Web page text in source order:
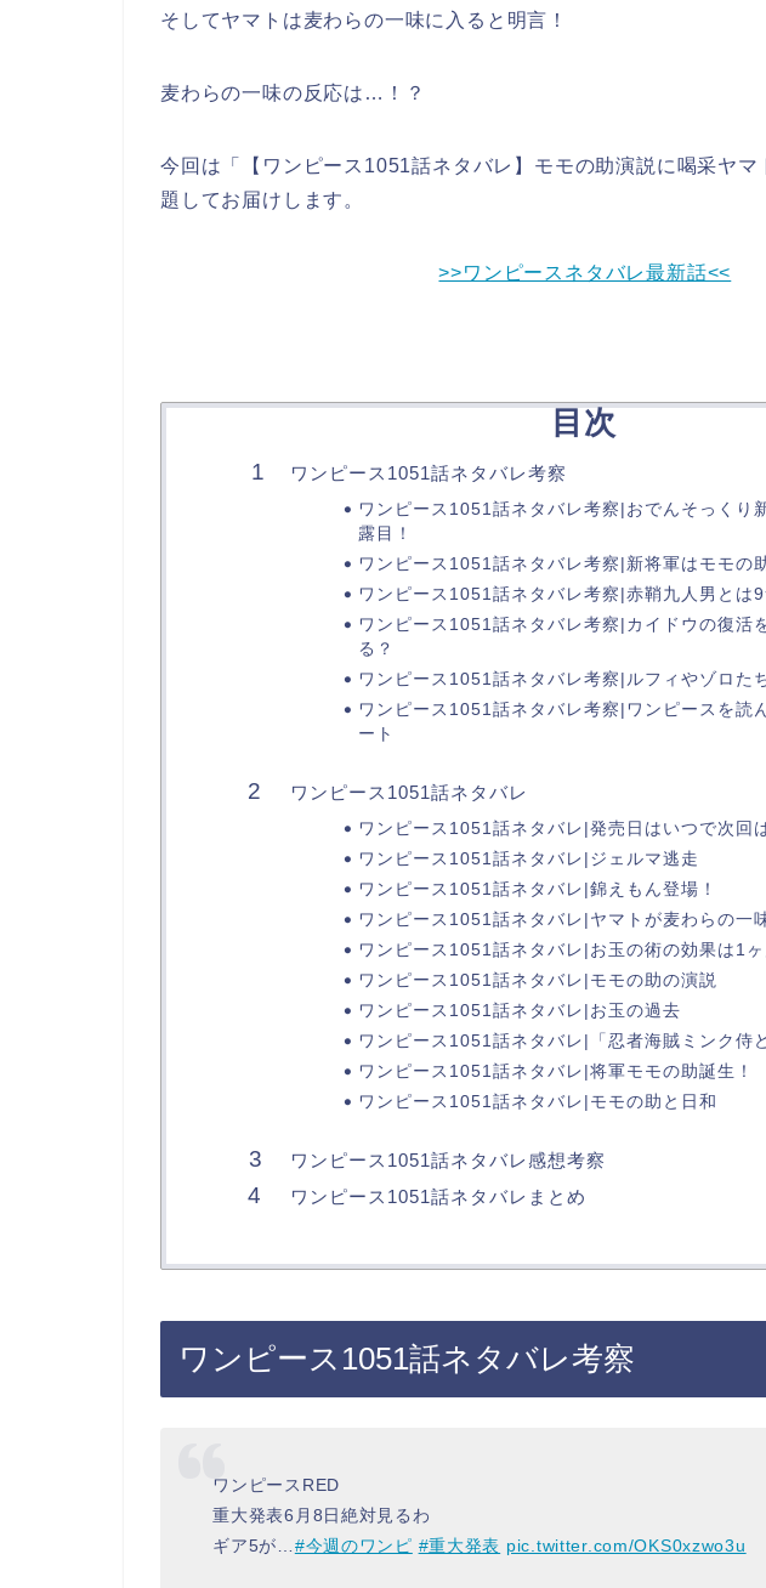
そしてヤマトは麦わらの一味に入ると明言！
麦わらの一味の反応は…！？
今回は「【ワンピース1051話ネタバレ】モモの助演説に喝采ヤマ
題してお届けします。
>>ワンピースネタバレ最新話<<
目次
ワンピース1051話ネタバレ考察
ワンピース1051話ネタバレ考察|おでんそっくり
露目！
ワンピース1051話ネタバレ考察|新将軍はモモの
ワンピース1051話ネタバレ考察|赤鞘九人男とは
ワンピース1051話ネタバレ考察|カイドウの復活
る？
ワンピース1051話ネタバレ考察|ルフィやゾロた
ワンピース1051話ネタバレ考察|ワンピースを読
ート
ワンピース1051話ネタバレ
ワンピース1051話ネタバレ|発売日はいつで次回
ワンピース1051話ネタバレ|ジェルマ逃走
ワンピース1051話ネタバレ|錦えもん登場！
ワンピース1051話ネタバレ|ヤマトが麦わらの一
ワンピース1051話ネタバレ|お玉の術の効果は1ヶ
ワンピース1051話ネタバレ|モモの助の演説
ワンピース1051話ネタバレ|お玉の過去
ワンピース1051話ネタバレ|「忍者海賊ミンク侍
ワンピース1051話ネタバレ|将軍モモの助誕生！
ワンピース1051話ネタバレ|モモの助と日和
ワンピース1051話ネタバレ感想考察
ワンピース1051話ネタバレまとめ
ワンピース1051話ネタバレ考察
ワンピースRED
重大発表6月8日絶対見るわ
ギア5が… #今週のワンピ #重大発表 pic.twitter.com/OKS0xzwo3u